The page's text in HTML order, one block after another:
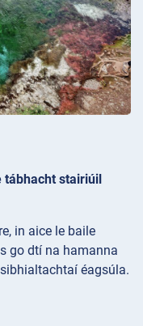
tábhacht stairiúil
in aice le baile
go dtí na hamanna
éagsúla.